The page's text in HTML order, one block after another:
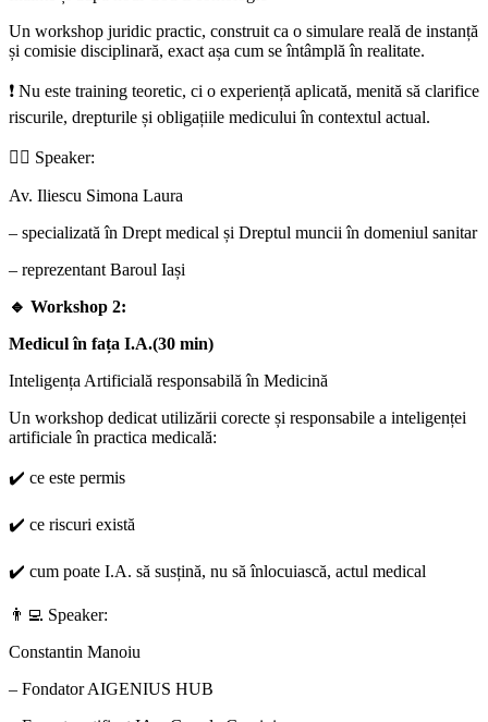
Un workshop juridic practic, construit ca o simulare reală de instanță
și comisie disciplinară, exact așa cum se întâmplă în realitate.
❗ Nu este training teoretic, ci o experiență aplicată, menită să clarifice
riscurile, drepturile și obligațiile medicului în contextul actual.
👩‍⚖️ Speaker:
Av. Iliescu Simona Laura
– specializată în Drept medical și Dreptul muncii în domeniul sanitar
– reprezentant Baroul Iași
🔹 Workshop 2:
Medicul în fața I.A.(30 min)
Inteligența Artificială responsabilă în Medicină
Un workshop dedicat utilizării corecte și responsabile a inteligenței
artificiale în practica medicală:
✔️ ce este permis
✔️ ce riscuri există
✔️ cum poate I.A. să susțină, nu să înlocuiască, actul medical
👨‍💻 Speaker:
Constantin Manoiu
– Fondator AIGENIUS HUB